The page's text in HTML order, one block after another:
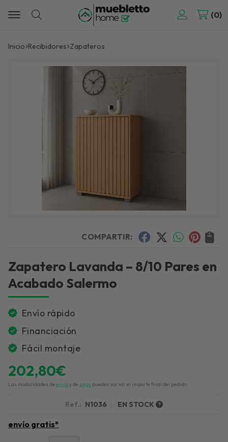
Buscar
0
Inicio recibidores zapateros
COMPARTIR:
Zapatero Lavanda – 8/10 Pares en
Acabado Salermo
Envío rápido
Financiación
Fácil montaje
202,80€
Las modalidades deenvíoy de pago pueden variar el importe final del pedido.
Ref.: N1036 EN STOCK
envío gratis*